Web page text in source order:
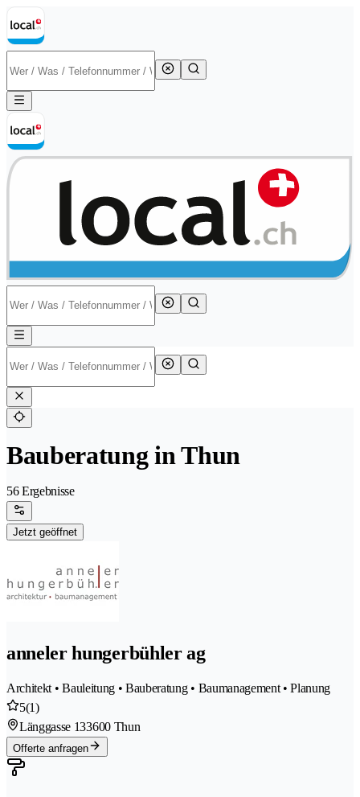
Bauberatung in Thun
56 Ergebnisse
Jetzt geöffnet
anneler hungerbühler ag
Architekt • Bauleitung • Bauberatung • Baumanagement • Planung
5(1)
Länggasse 133600 Thun
Offerte anfragen